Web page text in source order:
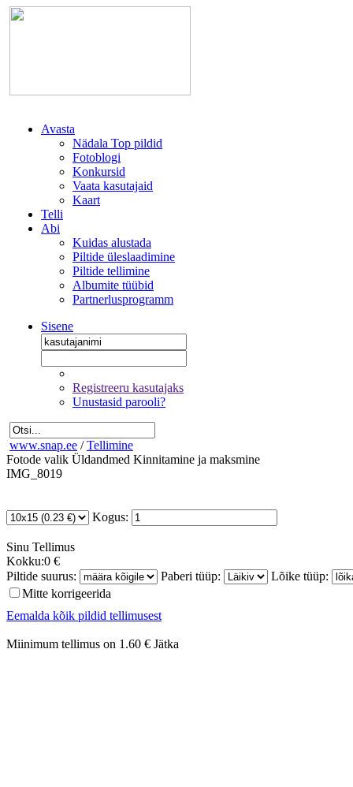
Avasta
Nädala Top pildid
Fotoblogi
Konkursid
Vaata kasutajaid
Kaart
Telli
Abi
Kuidas alustada
Piltide üleslaadimine
Piltide tellimine
Albumite tüübid
Partnerlusprogramm
Sisene
Registreeru kasutajaks
Unustasid parooli?
www.snap.ee / Tellimine
Fotode valik Üldandmed Kinnitamine ja maksmine
IMG_8019
Kogus:
Sinu Tellimus
Kokku:0 €
Piltide suurus:
Paberi tüüp:
Lõike tüüp:
Mitte korrigeerida
Eemalda kõik pildid tellimusest
Miinimum tellimus on 1.60 € Jätka